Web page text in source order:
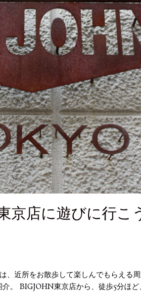
京店に遊びに行
、近所をお散歩して楽しんでもらえる
。 BIGJOHN東京店から、徒歩5分ほ